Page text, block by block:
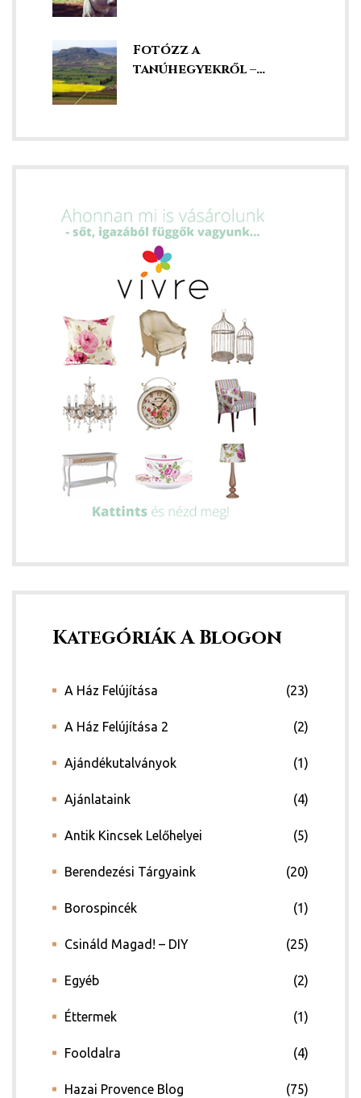
Fotózz a
tanúhegyekről –
Kategóriák A Blogon
A Ház Felújítása (23)
A Ház Felújítása 2 (2)
Ajándékutalványok (1)
Ajánlataink (4)
Antik Kincsek Lelőhelyei (5)
Berendezési Tárgyaink (20)
Borospincék (1)
Csináld Magad! – DIY (25)
Egyéb (2)
Éttermek (1)
Fooldalra (4)
Hazai Provence Blog (75)